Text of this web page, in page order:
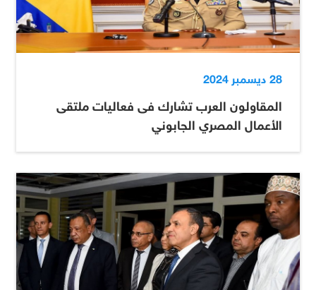
28 ديسمبر 2024
المقاولون العرب تشارك فى فعاليات ملتقى
الأعمال المصري الجابوني